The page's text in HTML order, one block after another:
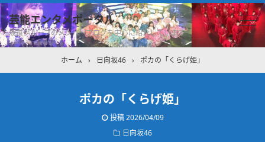
芸能エンタメポータル
坂道グループのメンバーブログを中心に紹介しています
ホーム › 日向坂46 › ポカの「くらげ姫」
ポカの「くらげ姫」
投稿2026/04/09
日向坂46